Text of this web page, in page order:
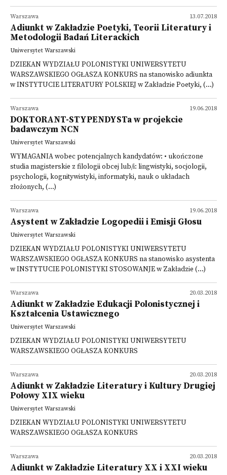
13.07.2018
Warszawa
Adiunkt w Zakładzie Poetyki, Teorii Literatury i
Metodologii Badań Literackich
Uniwersytet Warszawski
DZIEKAN WYDZIAŁU POLONISTYKI UNIWERSYTETU
WARSZAWSKIEGO OGŁASZA KONKURS na stanowisko adiunkta
w INSTYTUCIE LITERATURY POLSKIEJ w Zakładzie Poetyki, (...)
19.06.2018
Warszawa
DOKTORANT-STYPENDYSTa w projekcie
badawczym NCN
Uniwersytet Warszawski
WYMAGANIA wobec potencjalnych kandydatów: • ukończone
studia magisterskie z filologii obcej lub/i: lingwistyki, socjologii,
psychologii, kognitywistyki, informatyki, nauk o układach
złożonych, (...)
19.06.2018
Warszawa
Asystent w Zakładzie Logopedii i Emisji Głosu
Uniwersytet Warszawski
DZIEKAN WYDZIAŁU POLONISTYKI UNIWERSYTETU
WARSZAWSKIEGO OGŁASZA KONKURS na stanowisko asystenta
w INSTYTUCIE POLONISTYKI STOSOWANJE w Zakładzie (...)
20.03.2018
Warszawa
Adiunkt w Zakładzie Edukacji Polonistycznej i
Kształcenia Ustawicznego
Uniwersytet Warszawski
DZIEKAN WYDZIAŁU POLONISTYKI UNIWERSYTETU
WARSZAWSKIEGO OGŁASZA KONKURS
20.03.2018
Warszawa
Adiunkt w Zakładzie Literatury i Kultury Drugiej
Połowy XIX wieku
Uniwersytet Warszawski
DZIEKAN WYDZIAŁU POLONISTYKI UNIWERSYTETU
WARSZAWSKIEGO OGŁASZA KONKURS
20.03.2018
Warszawa
Adiunkt w Zakładzie Literatury XX i XXI wieku